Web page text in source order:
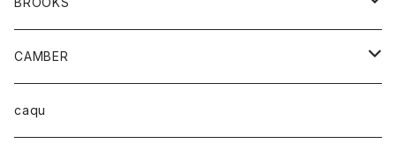
カードホルダー
カーディガン
ボトム
オーバーオール
レディース
グッズ
靴
CAMBER
トップス
caqu